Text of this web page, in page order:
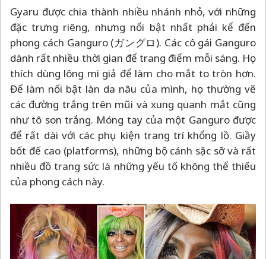
Gyaru được chia thành nhiều nhánh nhỏ, với những
đặc trưng riêng, nhưng nổi bật nhất phải kể đến
phong cách Ganguro (ガングロ). Các cô gái Ganguro
dành rất nhiều thời gian để trang điểm mỗi sáng. Họ
thích dùng lông mi giả để làm cho mắt to tròn hơn.
Để làm nổi bật làn da nâu của mình, họ thường vẽ
các đường trắng trên mũi và xung quanh mắt cũng
như tô son trắng. Móng tay của một Ganguro được
để rất dài với các phụ kiện trang trí khổng lồ. Giầy
bốt đế cao (platforms), những bộ cánh sặc sỡ và rất
nhiều đồ trang sức là những yếu tố không thể thiếu
của phong cách này.